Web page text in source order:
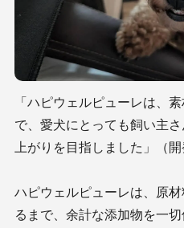
「ハピウェルピューレは、
で、愛犬にとっても飼い主
上がりを目指しました」（
ハピウェルピューレは、原
るまで、余計な添加物を一